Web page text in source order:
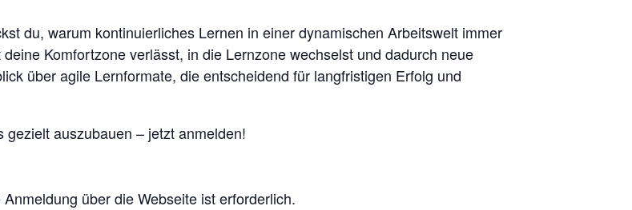
du, warum kontinuierliches Lernen in einer dynamischen Arbeitswelt immer
Komfortzone verlässt, in die Lernzone wechselst und dadurch neue
über agile Lernformate, die entscheidend für langfristigen Erfolg und
auszubauen – jetzt anmelden!
über die Webseite ist erforderlich.